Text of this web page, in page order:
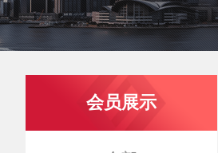
会员展示